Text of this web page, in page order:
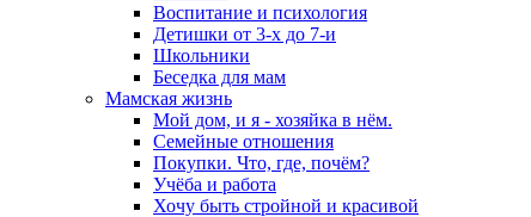
Воспитание и психология
Детишки от 3-х до 7-и
Школьники
Беседка для мам
Мамская жизнь
Мой дом, и я - хозяйка в нём.
Семейные отношения
Покупки. Что, где, почём?
Учёба и работа
Хочу быть стройной и красивой